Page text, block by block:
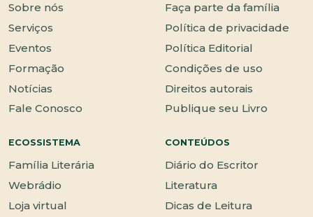
Sobre nós
Serviços
Eventos
Formação
Notícias
Fale Conosco
Faça parte da família
Política de privacidade
Política Editorial
Condições de uso
Direitos autorais
Publique seu Livro
ECOSSISTEMA
Família Literária
Webrádio
Loja virtual
CONTEÚDOS
Diário do Escritor
Literatura
Dicas de Leitura